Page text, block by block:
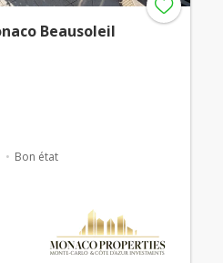
Beausoleil
Bon état